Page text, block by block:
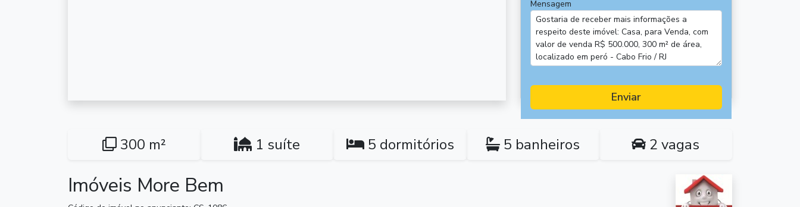
Mensagem
Enviar
300 m² 1 suíte 5 dormitórios 5 banheiros 2 vagas
Imóveis More Bem